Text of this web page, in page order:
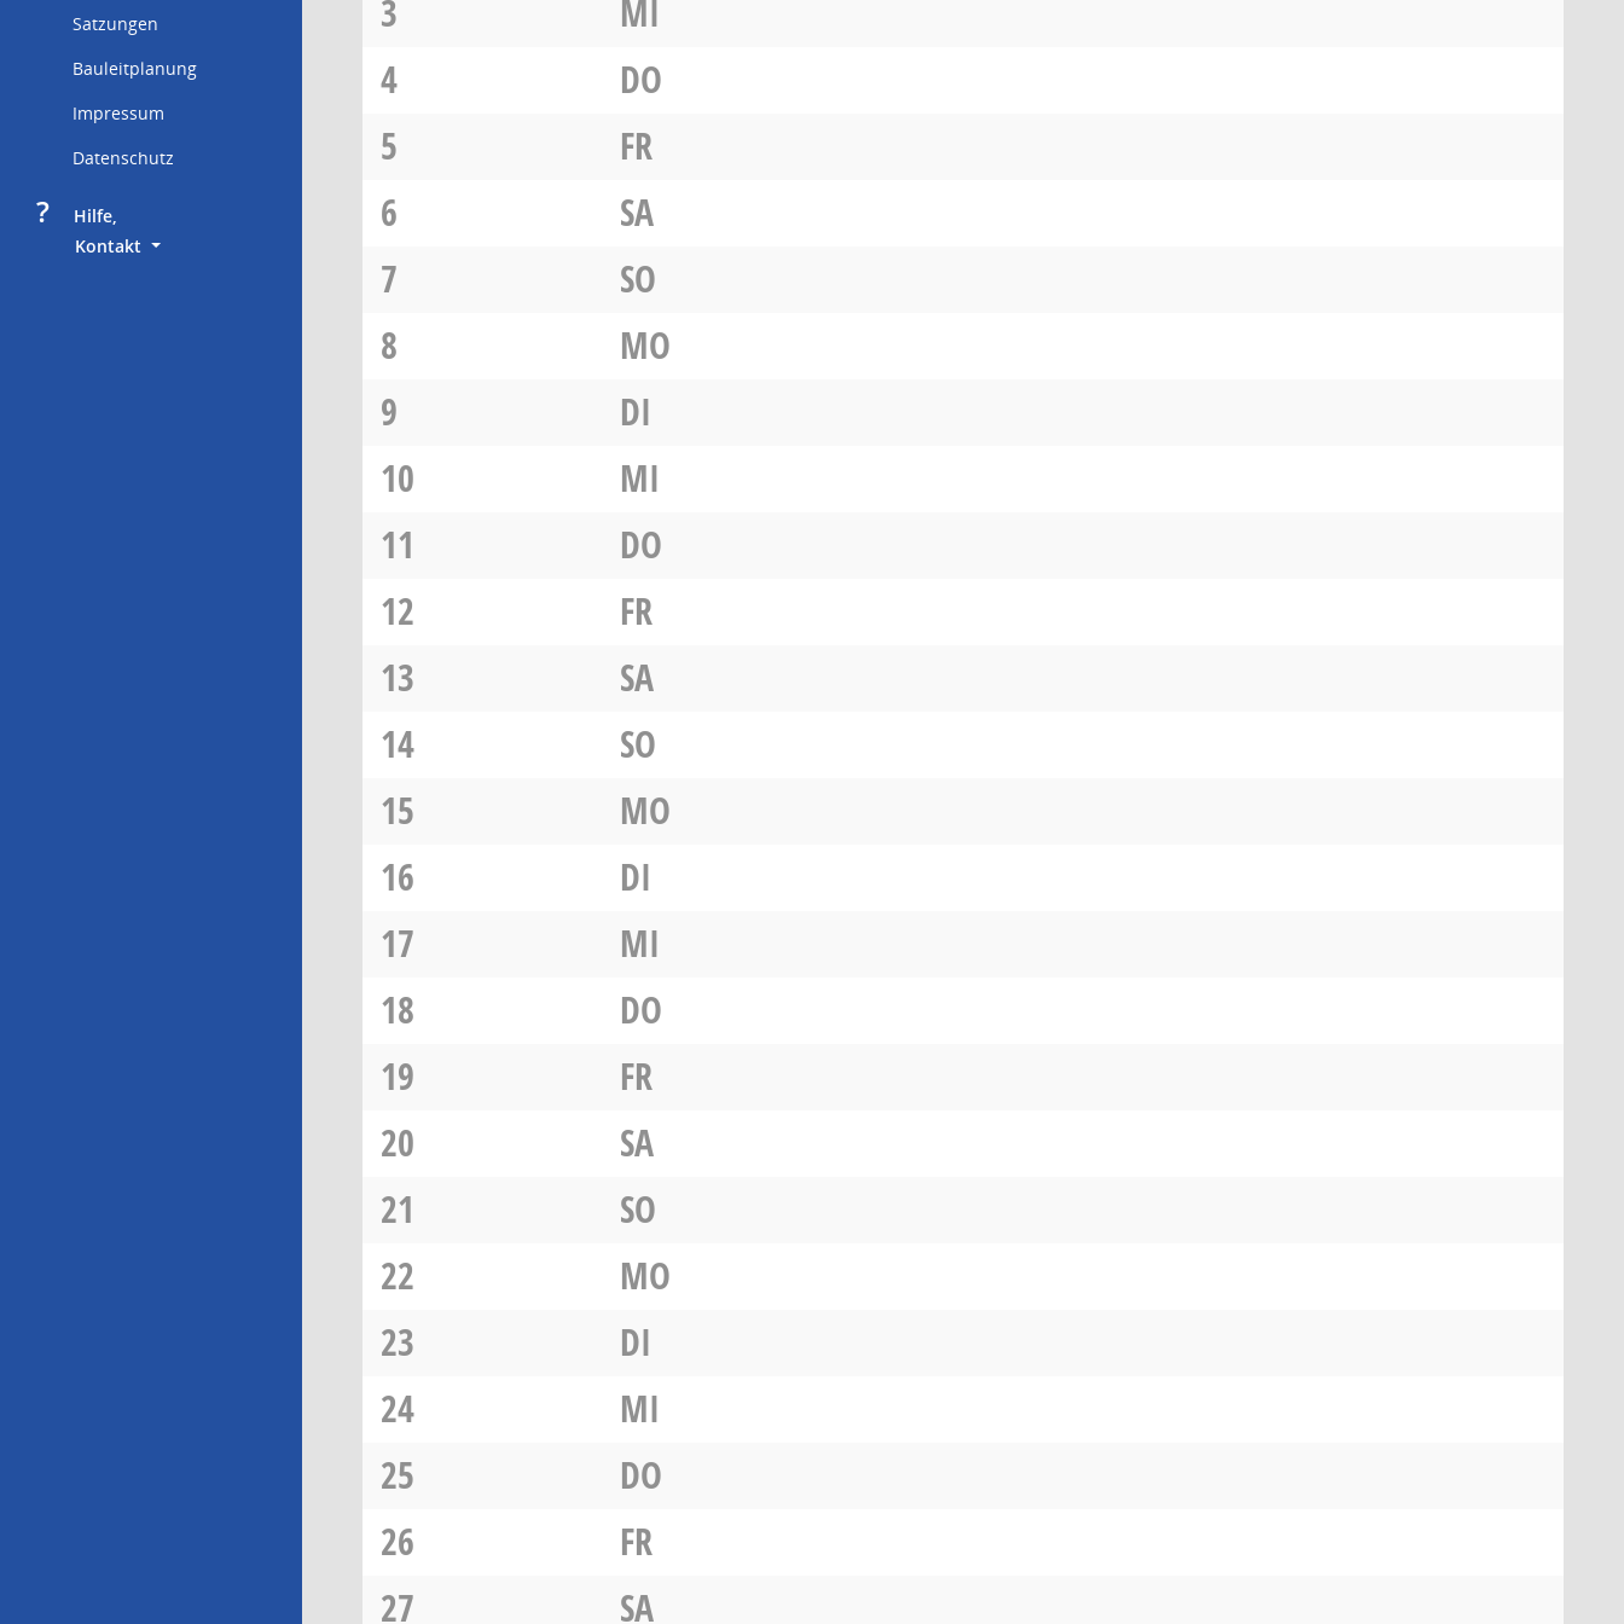
Satzungen
Bauleitplanung
Impressum
Datenschutz
?
     Hilfe,
Kontakt
3
MI
4
DO
5
FR
6
SA
7
SO
8
MO
9
DI
10
MI
11
DO
12
FR
13
SA
14
SO
15
MO
16
DI
17
MI
18
DO
19
FR
20
SA
21
SO
22
MO
23
DI
24
MI
25
DO
26
FR
27
SA